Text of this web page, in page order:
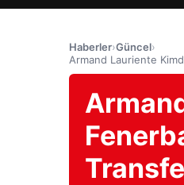
Haberler›Güncel›
Armand Lauriente